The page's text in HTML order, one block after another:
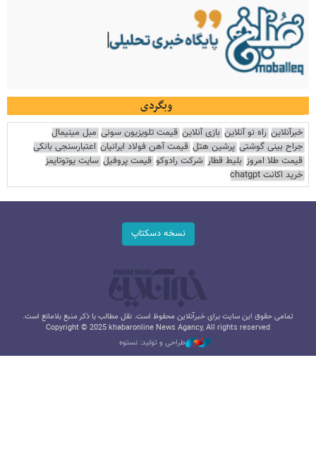
وبگردی
خبرآنلاین راه نو آنلاین بازی آنلاین قیمت تلویزیون سونی مبل مینیمال
جراح بینی گوشتی پرشین هتل قیمت آهن فولاد ایرانیان اعتبارسنجی بانکی
قیمت طلا امروز بلیط قطار شرکت رادوکو قیمت پروفیل سایت یوتوتایمز
خرید اکانت chatgpt
نسخه دسکتاپ
تمامی حقوق این سایت برای خبرآنلاین محفوظ است. نقل مطالب با ذکر منبع بلامانع است.
Copyright © 2025 khabaronline News Agancy, All rights reserved
طراحی و تولید: نستوه